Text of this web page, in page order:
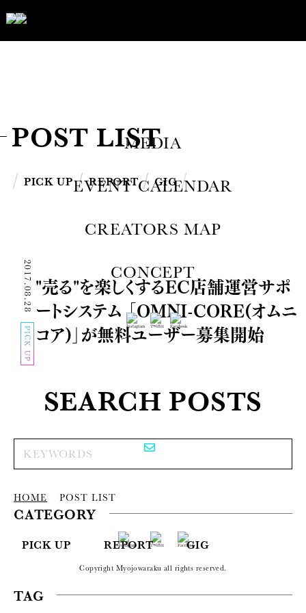
MEDIA
EVENT CALENDAR
CREATORS MAP
CONCEPT
SEARCH POSTS
CATEGORY
PICK UP REPORT GIG
TAG
POST LIST
PICK UP REPORT GIG
2017.08.28
PICK UP
"売る"を楽しくするEC店舗運営サポ
ートシステム 「OMNI-CORE(オムニ
コア)」が無料ユーザー募集開始
HOME POST LIST
Copyright Myojowaraku all rights reserved.